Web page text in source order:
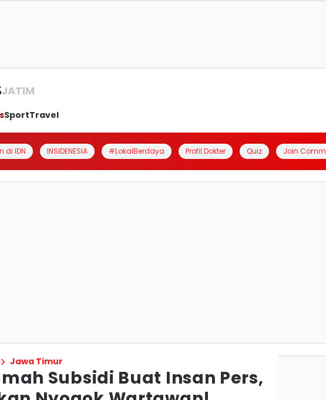
JATIM
SportTravel
di IDN INSIDENESIA #LokalBerdaya Profil Dokter Quiz Join
Jawa Timur
Subsidi Buat Insan Pers,